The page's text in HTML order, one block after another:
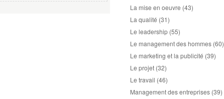
La mise en oeuvre (43)
La qualité (31)
Le leadership (55)
Le management des hommes (60)
Le marketing et la publicité (39)
Le projet (32)
Le travail (46)
Management des entreprises (39)